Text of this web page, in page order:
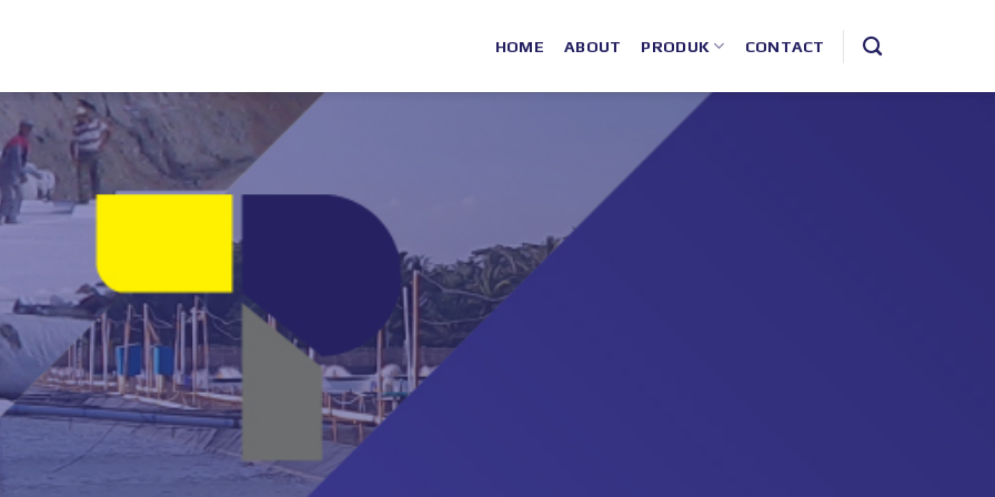
HOME ABOUT PRODUK CONTACT